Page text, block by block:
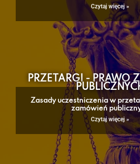
Czytaj więcej »
PRZETARGI - PRAWO
Zasady uczestniczenia w
zamówień
Czytaj więcej »